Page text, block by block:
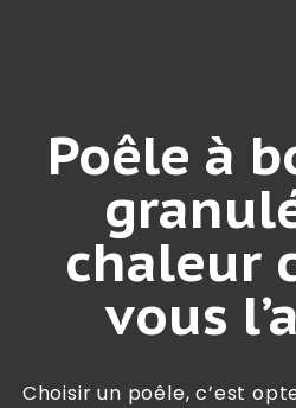
Poêle à
chaleur
vous
Choisir un poêle, c’est